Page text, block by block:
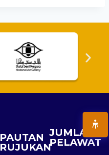
PAUTAN
RUJUKAN
JUMLAH
PELAWAT